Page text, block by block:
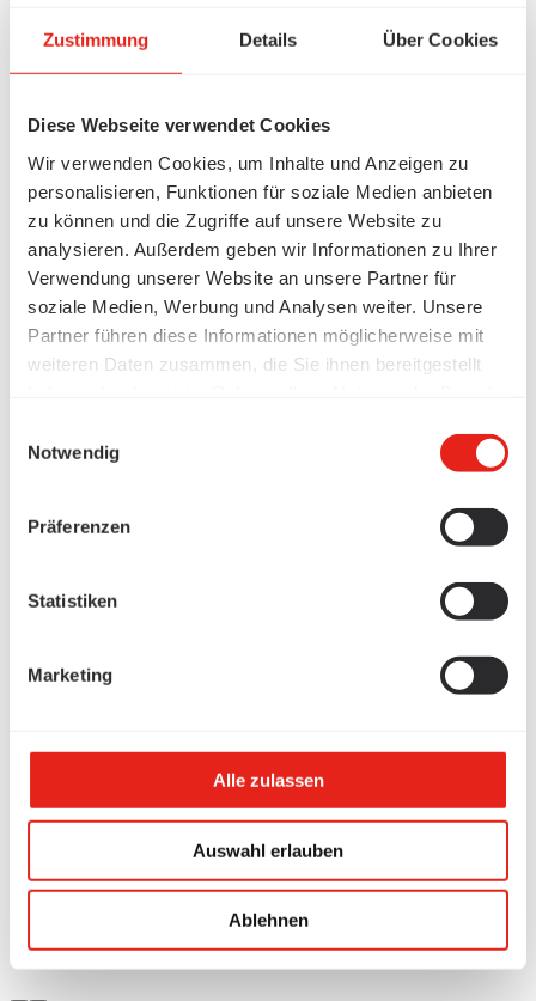
Zustimmung Details Über Cookies
Diese Webseite verwendet Cookies
Wir verwenden Cookies, um Inhalte und Anzeigen zu
personalisieren, Funktionen für soziale Medien anbieten
zu können und die Zugriffe auf unsere Website zu
analysieren. Außerdem geben wir Informationen zu Ihrer
Verwendung unserer Website an unsere Partner für
soziale Medien, Werbung und Analysen weiter. Unsere
Partner führen diese Informationen möglicherweise mit
weiteren Daten zusammen, die Sie ihnen bereitgestellt
Notwendig
Präferenzen
Statistiken
Marketing
Alle zulassen
Auswahl erlauben
Ablehnen